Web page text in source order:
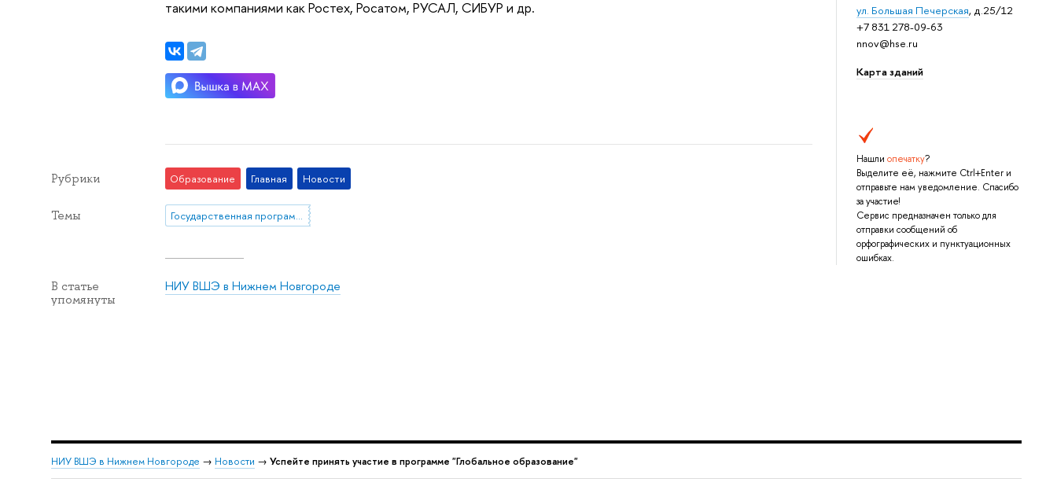
ул. Большая Печерская, д.25/12
+7 831 278-09-63
nnov@hse.ru
Карта зданий
Нашли опечатку?
Выделите её, нажмите Ctrl+Enter и
отправьте нам уведомление. Спасибо
за участие!
Сервис предназначен только для
отправки сообщений об
орфографических и пунктуационных
ошибках.
такими компаниями как Ростех, Росатом, РУСАЛ, СИБУР и др.
Рубрики Образование Главная Новости
Темы Государственная программа "Глобальное образование"
В статье
упомянуты
НИУ ВШЭ в Нижнем Новгороде
НИУ ВШЭ в Нижнем Новгороде → Новости → Успейте принять участие в программе "Глобальное образование"